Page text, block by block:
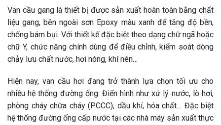
Van cầu gang là thiết bị được sản xuất hoàn toàn bằng chất
liệu gang, bên ngoài sơn Epoxy màu xanh để tăng độ bền,
chống bám bụi. Với thiết kế đặc biệt theo dạng chữ ngã hoặc
chữ Y, chức năng chính dùng để điều chỉnh, kiểm soát dòng
chảy lưu chất nước, hơi nóng, khí nén…
Hiện nay, van cầu hơi đang trở thành lựa chọn tối ưu cho
nhiều hệ thống đường ống. Điển hình như xử lý nước, lò hơi,
phòng cháy chữa cháy (PCCC), dầu khí, hóa chất… Đặc biệt
hệ thống đường ống cấp nước tại các nhà máy sản xuất thực